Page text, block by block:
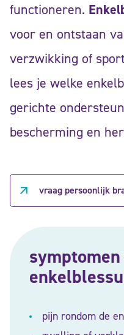
functioneren.
voor en ontstaan
verzwikking of
lees je welke
gerichte
bescherming en
vraag persoonlijk
pijn rondom de